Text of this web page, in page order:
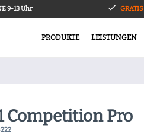
9-13 Uhr GRATIS
PRODUKTE LEISTUNGEN
Competition Pro